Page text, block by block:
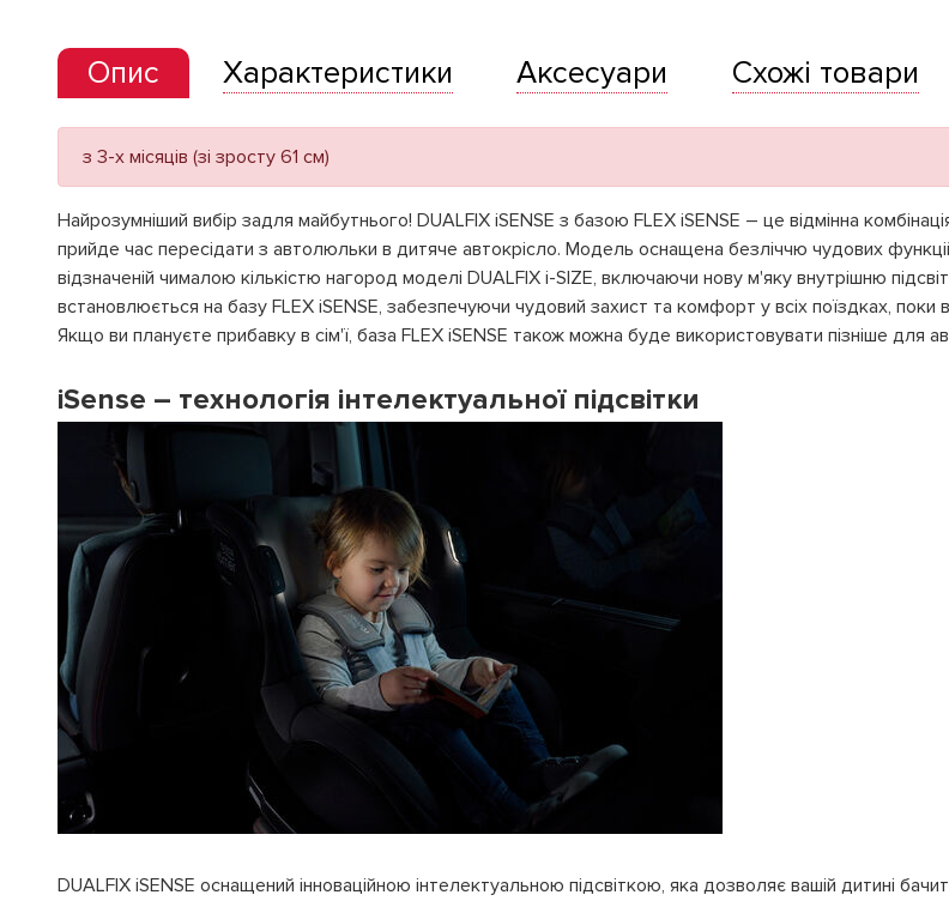
Опис Характеристики Аксесуари Схожі товари
з 3-х місяців (зі зросту 61 см)
Найрозумніший вибір задля майбутнього! DUALFIX iSENSE з базою FLEX iSENSE – це відмінна
прийде час пересідати з автолюльки в дитяче автокрісло. Модель оснащена безліччю чудових
відзначеній чималою кількістю нагород моделі DUALFIX i-SIZE, включаючи нову м'яку внутрішню
встановлюється на базу FLEX iSENSE, забезпечуючи чудовий захист та комфорт у всіх поїздках, поки
Якщо ви плануєте прибавку в сім'ї, база FLEX iSENSE також можна буде використовувати пізніше для
iSense – технологія інтелектуальної підсвітки
DUALFIX iSENSE оснащений інноваційною інтелектуальною підсвіткою, яка дозволяє вашій дитині